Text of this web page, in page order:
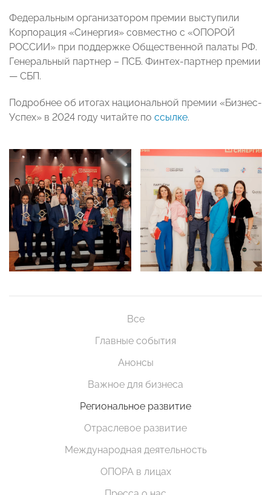
Федеральным организатором премии выступили
Корпорация «Синергия» совместно с «ОПОРОЙ
РОССИИ» при поддержке Общественной палаты РФ.
Генеральный партнер – ПСБ. Финтех-партнер премии
— СБП.
Подробнее об итогах национальной премии «Бизнес-
Успех» в 2024 году читайте по ссылке.
Все
Главные события
Анонсы
Важное для бизнеса
Региональное развитие
Отраслевое развитие
Международная деятельность
ОПОРА в лицах